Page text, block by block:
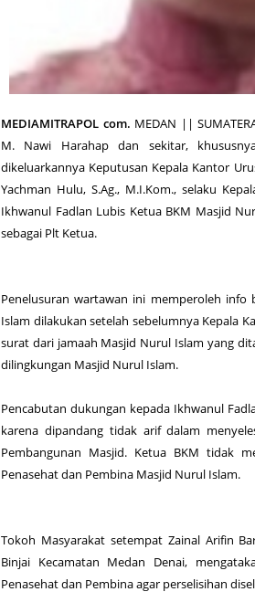
MEDIAMITRAPOL com. MEDAN ||
M. Nawi Harahap dan sekitar,
dikeluarkannya Keputusan Kepala Kantor
Yachman Hulu, S.Ag., M.I.Kom., selaku
Ikhwanul Fadlan Lubis Ketua BKM Masjid
sebagai Plt Ketua.
Penelusuran wartawan ini memperoleh
Islam dilakukan setelah sebelumnya Kepala
surat dari jamaah Masjid Nurul Islam yang
dilingkungan Masjid Nurul Islam.
Pencabutan dukungan kepada Ikhwanul
karena dipandang tidak arif dalam
Pembangunan Masjid. Ketua BKM tidak
Penasehat dan Pembina Masjid Nurul Islam.
Tokoh Masyarakat setempat Zainal Arifin
Binjai Kecamatan Medan Denai,
Penasehat dan Pembina agar perselisihan